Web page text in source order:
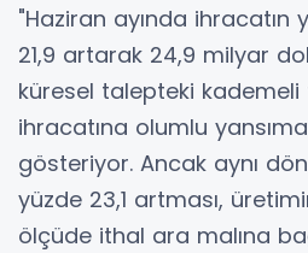
"Haziran ayında ihracatın
21,9 artarak 24,9 milyar
küresel talepteki kademeli
ihracatına olumlu
gösteriyor. Ancak aynı
yüzde 23,1 artması,
ölçüde ithal ara malına